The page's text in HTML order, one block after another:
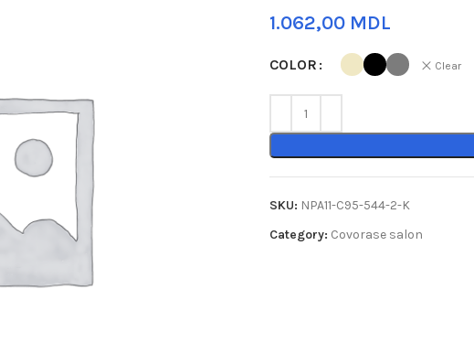
MDL
COLOR Clear
SKU: NPA11-C95-544-2-K
Category: Covorase salon